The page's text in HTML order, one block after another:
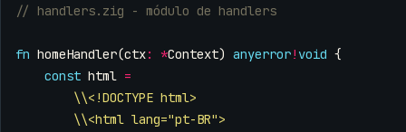
fn homeHandler(ctx: *Context) anyerror! void {
const html =
\\<!DOCTYPE html>
\\<html lang="pt-BR">